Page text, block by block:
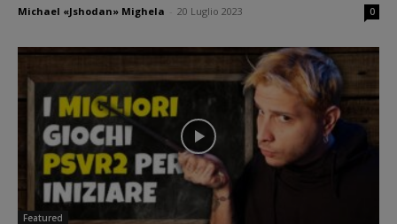
Michael «Jshodan» Mighela 20 Luglio 2023 0
Featured